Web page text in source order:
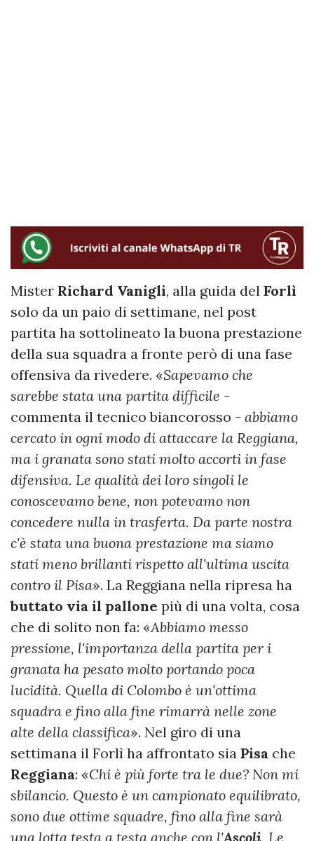
Mister Richard Vanigli, alla guida del Forlì
solo da un paio di settimane, nel post
partita ha sottolineato la buona prestazione
della sua squadra a fronte però di una fase
offensiva da rivedere. «Sapevamo che
sarebbe stata una partita difficile -
commenta il tecnico biancorosso - abbiamo
cercato in ogni modo di attaccare la Reggiana,
ma i granata sono stati molto accorti in fase
difensiva. Le qualità dei loro singoli le
conoscevamo bene, non potevamo non
concedere nulla in trasferta. Da parte nostra
c'è stata una buona prestazione ma siamo
stati meno brillanti rispetto all'ultima uscita
contro il Pisa». La Reggiana nella ripresa ha
buttato via il pallone più di una volta, cosa
che di solito non fa: «Abbiamo messo
pressione, l'importanza della partita per i
granata ha pesato molto portando poca
lucidità. Quella di Colombo è un'ottima
squadra e fino alla fine rimarrà nelle zone
alte della classifica». Nel giro di una
settimana il Forlì ha affrontato sia Pisa che
Reggiana: «Chi è più forte tra le due? Non mi
sbilancio. Questo è un campionato equilibrato,
sono due ottime squadre, fino alla fine sarà
una lotta testa a testa anche con l'Ascoli. Le